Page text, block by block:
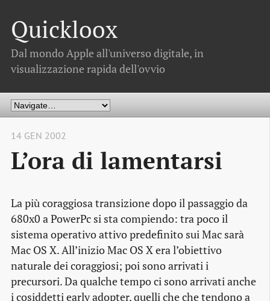
Quickloox
Dal mondo Apple all'universo digitale, in
visualizzazione rapida dell'ovvio
14 GEN 2002
L’ora di lamentarsi
La più coraggiosa transizione dopo il passaggio da
680x0 a PowerPc si sta compiendo: tra poco il
sistema operativo attivo predefinito sui Mac sarà
Mac OS X. All’inizio Mac OS X era l’obiettivo
naturale dei coraggiosi; poi sono arrivati i
precursori. Da qualche tempo ci sono arrivati anche
i cosiddetti early adopter, quelli che che tendono a